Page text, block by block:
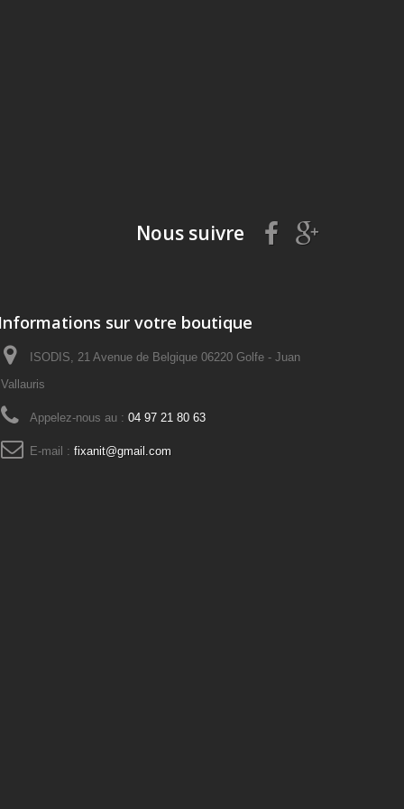
Nous suivre
Informations sur votre boutique
ISODIS, 21 Avenue de Belgique 06220 Golfe - Juan
Vallauris
Appelez-nous au : 04 97 21 80 63
E-mail : fixanit@gmail.com